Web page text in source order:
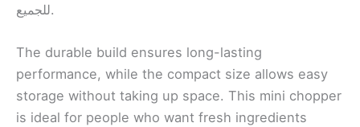
للجميع.
The durable build ensures long-lasting
performance, while the compact size allows easy
storage without taking up space. This mini chopper
is ideal for people who want fresh ingredients